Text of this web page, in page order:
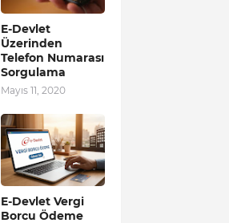
E-Devlet
Üzerinden
Telefon Numarası
Sorgulama
Mayıs 11, 2020
E-Devlet Vergi
Borcu Ödeme